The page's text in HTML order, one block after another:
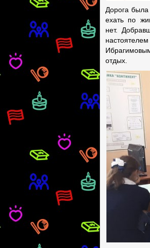
Дорога
ехать по
нет.
отдых.